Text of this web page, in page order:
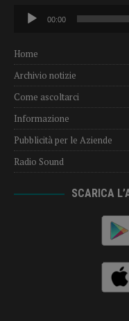
Audio
Player
00:00
Home
Archivio notizie
Come ascoltarci
Informazione
Pubblicità per le Aziende
Radio Sound
SCARICA